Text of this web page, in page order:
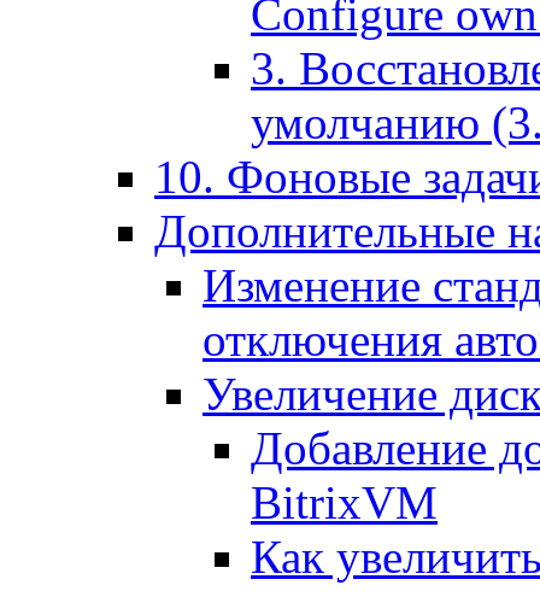
Configure
3.
умолчанию
10. Фоновые
Дополнительные
Изменение
отключения
Увеличение
Добавление
BitrixVM
Как